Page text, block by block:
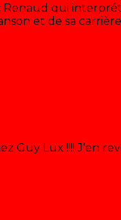
Renaud qui
et de sa
Guy Lux !!!! J’en